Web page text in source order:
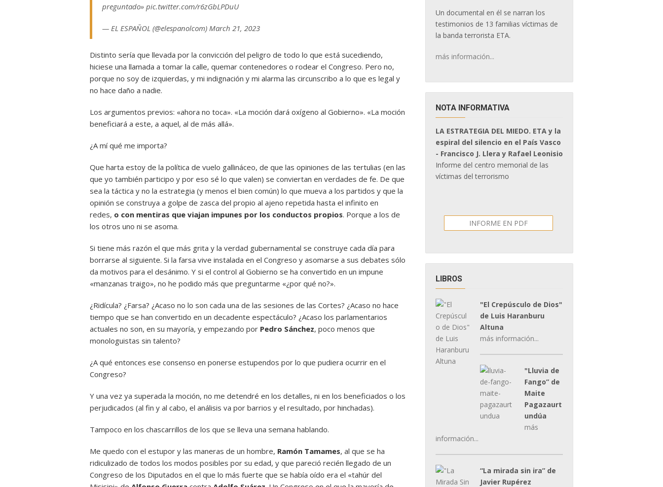
preguntado» pic.twitter.com/r6zGbLPDuU
— EL ESPAÑOL (@elespanolcom) March 21, 2023
Distinto sería que llevada por la convicción del peligro de todo lo que está sucediendo,
hiciese una llamada a tomar la calle, quemar contenedores o rodear el Congreso. Pero no,
porque no soy de izquierdas, y mi indignación y mi alarma las circunscribo a lo que es legal y
no hace daño a nadie.
Los argumentos previos: «ahora no toca». «La moción dará oxígeno al Gobierno». «La moción
beneficiará a este, a aquel, al de más allá».
¿A mí qué me importa?
Que harta estoy de la política de vuelo gallináceo, de que las opiniones de las tertulias (en las
que yo también participo y por eso sé lo que valen) se conviertan en verdades de fe. De que
sea la táctica y no la estrategia (y menos el bien común) lo que mueva a los partidos y que la
opinión se construya a golpe de zasca del propio al ajeno repetida hasta el infinito en
redes, o con mentiras que viajan impunes por los conductos propios. Porque a los de
los otros uno ni se asoma.
Si tiene más razón el que más grita y la verdad gubernamental se construye cada día para
borrarse al siguiente. Si la farsa vive instalada en el Congreso y asomarse a sus debates sólo
da motivos para el desánimo. Y si el control al Gobierno se ha convertido en un impune
«manzanas traigo», no he podido más que preguntarme «¿por qué no?».
¿Ridícula? ¿Farsa? ¿Acaso no lo son cada una de las sesiones de las Cortes? ¿Acaso no hace
tiempo que se han convertido en un decadente espectáculo? ¿Acaso los parlamentarios
actuales no son, en su mayoría, y empezando por Pedro Sánchez, poco menos que
monologuistas sin talento?
¿A qué entonces ese consenso en ponerse estupendos por lo que pudiera ocurrir en el
Congreso?
Y una vez ya superada la moción, no me detendré en los detalles, ni en los beneficiados o los
perjudicados (al fin y al cabo, el análisis va por barrios y el resultado, por hinchadas).
Tampoco en los chascarrillos de los que se lleva una semana hablando.
Me quedo con el estupor y las maneras de un hombre, Ramón Tamames, al que se ha
ridiculizado de todos los modos posibles por su edad, y que pareció recién llegado de un
Congreso de los Diputados en el que lo más fuerte que se había oído era el «tahúr del
Un documental en él se narran los
testimonios de 13 familias víctimas de
la banda terrorista ETA.
más información...
NOTA INFORMATIVA
LA ESTRATEGIA DEL MIEDO. ETA y la
espiral del silencio en el País Vasco
- Francisco J. Llera y Rafael Leonisio
Informe del centro memorial de las
víctimas del terrorismo
INFORME EN PDF
LIBROS
"El Crepúsculo de Dios"
de Luis Haranburu
Altuna
más información...
"Lluvia de
Fango” de
Maite
Pagazaurt
undúa
más
información...
“La mirada sin ira” de
Javier Rupérez